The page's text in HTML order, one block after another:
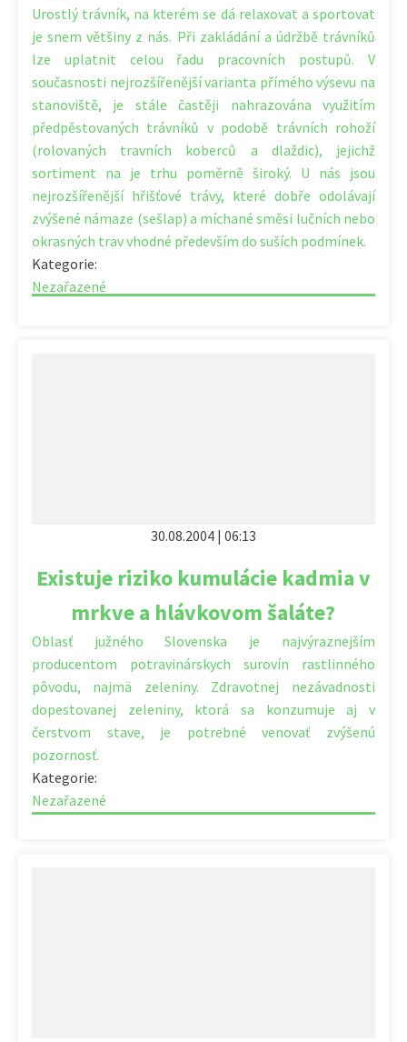
Urostlý trávník, na kterém se dá relaxovat a sportovat
je snem většiny z nás. Při zakládání a údržbě trávníků
lze uplatnit celou řadu pracovních postupů. V
současnosti nejrozšířenější varianta přímého výsevu na
stanoviště, je stále častěji nahrazována využitím
předpěstovaných trávníků v podobě trávních rohoží
(rolovaných travních koberců a dlaždic), jejichž
sortiment na je trhu poměrně široký. U nás jsou
nejrozšířenější hřišťové trávy, které dobře odolávají
zvýšené námaze (sešlap) a míchané směsi lučních nebo
okrasných trav vhodné především do suších podmínek.
Kategorie:
Nezařazené
30.08.2004 | 06:13
Existuje riziko kumulácie kadmia v
mrkve a hlávkovom šaláte?
Oblasť južného Slovenska je najvýraznejším
producentom potravinárskych surovín rastlinného
pôvodu, najmä zeleniny. Zdravotnej nezávadnosti
dopestovanej zeleniny, ktorá sa konzumuje aj v
čerstvom stave, je potrebné venovať zvýšenú
pozornosť.
Kategorie:
Nezařazené